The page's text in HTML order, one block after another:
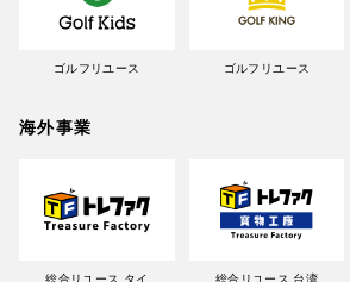
ゴルフリユース ゴルフリユース
海外事業
総合リユース タイ 総合リユース 台湾